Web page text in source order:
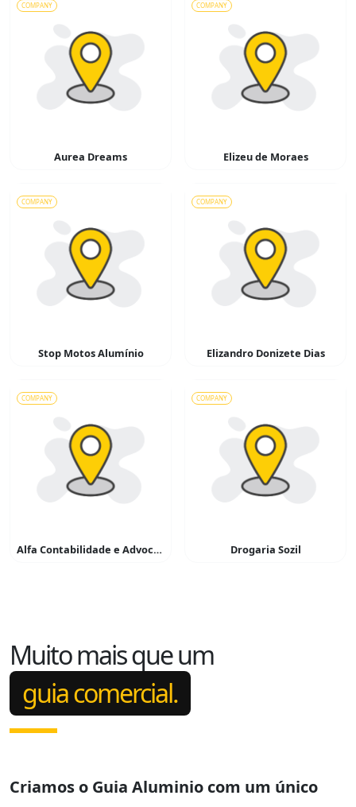
COMPANY
Aurea Dreams
COMPANY
Elizeu de Moraes
COMPANY
Stop Motos Alumínio
COMPANY
Elizandro Donizete Dias
COMPANY
Alfa Contabilidade e Advocacia
COMPANY
Drogaria Sozil
Muito mais que um
guia comercial.
Criamos o Guia Aluminio com um único